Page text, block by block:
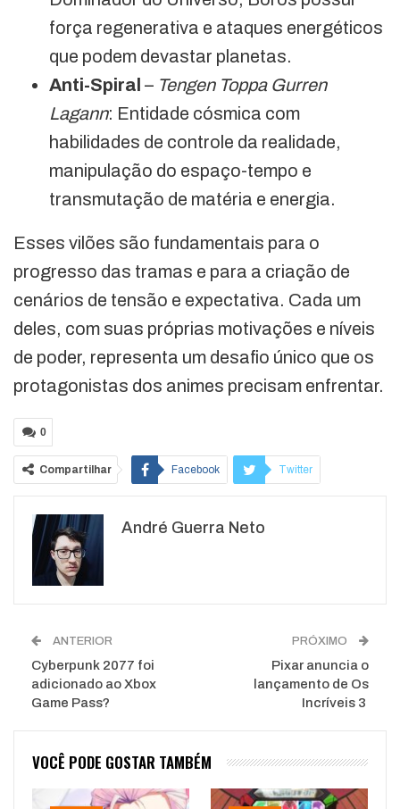
força regenerativa e ataques energéticos
que podem devastar planetas.
Anti-Spiral – Tengen Toppa Gurren
Lagann: Entidade cósmica com
habilidades de controle da realidade,
manipulação do espaço-tempo e
transmutação de matéria e energia.
Esses vilões são fundamentais para o
progresso das tramas e para a criação de
cenários de tensão e expectativa. Cada um
deles, com suas próprias motivações e níveis
de poder, representa um desafio único que os
protagonistas dos animes precisam enfrentar.
0
Compartilhar Facebook Twitter
WhatsApp
André Guerra Neto
ANTERIOR
Cyberpunk 2077 foi
adicionado ao Xbox
Game Pass?
PRÓXIMO
Pixar anuncia o
lançamento de Os
Incríveis 3
VOCÊ PODE GOSTAR TAMBÉM